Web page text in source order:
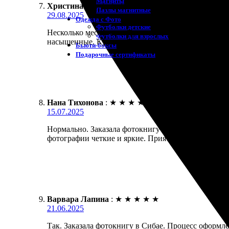
Пазлы магнитные
Одежда с Фото
Футболки детские
Футболки для взрослых
Бьюти-боксы
Подарочные сертификаты
Христина Я. : ★ ★ ★
29.08.2025
Несколько месяцев назад заказала фотокнигу.
насыщенные. Курьер привез все в срок, без
Нана Тихонова : ★ ★ ★ ★
15.07.2025
Нормально. Заказала фотокнигу через сайт.
фотографии четкие и яркие. Приятно листать,
Варвара Лапина : ★ ★ ★ ★ ★
21.06.2025
Так. Заказала фотокнигу в Сибае. Процесс